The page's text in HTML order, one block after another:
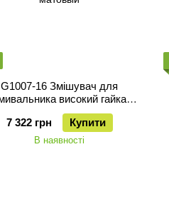
G1007-16 Змішувач для
високий гайка
Ø35 Gappo Jacob 1/8
7 322 грн
Купити
В наявності